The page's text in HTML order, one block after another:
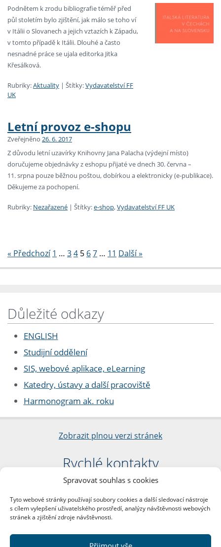
Spravovat souhlas s cookies
Tyto webové stránky používají soubory cookies a další sledovací nástroje
s cílem vylepšení uživatelského prostředí, analýzy návštěvnosti webových
stránek a zjištění zdroje návštěvnosti.
Podnětem k zrodu bibliografie téměř před
půl stoletím bylo zjištění, jak málo se toho ví
v Itálii o Slovanech a jejich vztazích k Západu,
v tomto případě k Itálii. Dlouhé a často
nesnadné práce se ujala editorka Jitka
Křesálková.
Rubriky:Aktuality | Štítky:Vydavatelství FF
UK
Letní provoz e-shopu
Zveřejněno 26. 6. 2017
Z důvodu letní uzavírky Knihovny Jana Palacha (výdejní místo)
doručujeme objednávky z eshopu přijaté ve dnech 30. června –
11. srpna pouze běžnou poštou, dobírkou a elektronicky (e-publikace).
Děkujeme za pochopení.
Rubriky: Nezařazené | Štítky:e-shop,Vydavatelství FF UK
« Předchozí 1 … 34 5 67 … 11 Další »
Důležité odkazy
ENGLISH
Studijní oddělení
SIS, webové aplikace, eLearning
Katedry, ústavy a další pracoviště
Harmonogram ak. roku
Zobrazit plnou verzi stránek
Rychlé kontakty
Filozofická fakulta
nám. Jana Palacha 1/2
116 38 Praha 1
DIČ: CZ00216208